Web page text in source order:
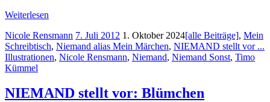
Weiterlesen
Nicole Rensmann 7. Juli 2012 1. Oktober 2024[alle Beiträge], Mein
Schreibtisch, Niemand alias Mein Märchen, NIEMAND stellt vor ...
Illustrationen, Nicole Rensmann, Niemand, Niemand Sonst, Timo
Kümmel
NIEMAND stellt vor: Blümchen